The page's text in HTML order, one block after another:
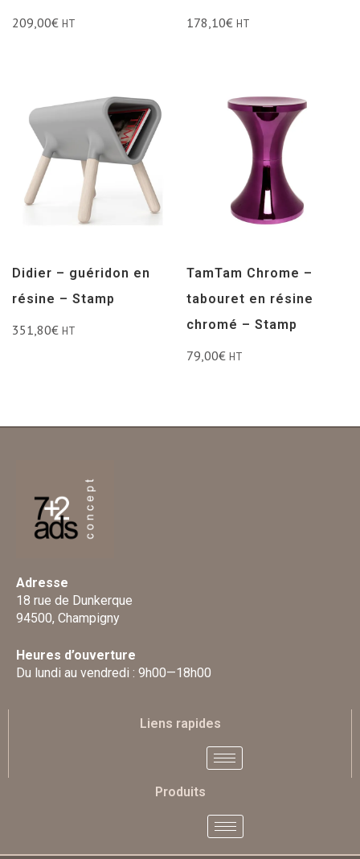
209,00€ HT 178,10€ HT
Didier – guéridon en
résine – Stamp
351,80€ HT
TamTam Chrome –
tabouret en résine
chromé – Stamp
79,00€ HT
Adresse
18 rue de Dunkerque
94500, Champigny
Heures d’ouverture
Du lundi au vendredi : 9h00—18h00
Liens rapides
Produits